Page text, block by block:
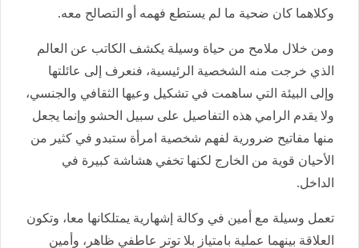
وكلاهما كان ضحية ما لم يستطع فهمه أو التصالح معه.
ومن خلال ملامح من حياة وسيلة يكشف الكاتب عن العالم
الذي خرجت منه الشخصية الرئيسية، فنعرف إلى عائلتها
وإلى البيئة التي ساهمت في تشكيل وعيها الثقافي والجنسي،
ولا يقدم الرامي هذه التفاصيل على سبيل الحشو وإنما يجعل
منها مفاتيح ضرورية لفهم شخصية امرأة ستبدو في كثير من
الأحيان قوية من الخارج لكنها تخفي هشاشة كبيرة في
الداخل.
تعمل وسيلة مع أمين في وكالة إشهارية يمتلكانها معا، وتكون
العلاقة بينهما عملية بامتياز بلا توتر عاطفي ظاهر، وأمين